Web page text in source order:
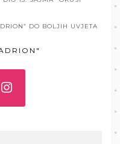
DO BOLJIH UVJETA